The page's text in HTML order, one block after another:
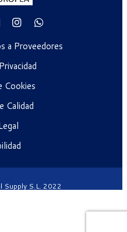
a Proveedores
Cookies
Calidad
Supply S.L. 2022